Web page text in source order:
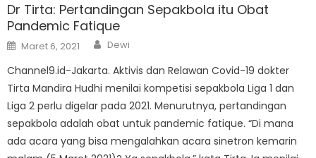
Dr Tirta: Pertandingan Sepakbola itu Obat
Pandemic Fatique
Posted
on
Maret 6, 2021 Author
Dewi
Channel9.id-Jakarta. Aktivis dan Relawan Covid-19 dokter
Tirta Mandira Hudhi menilai kompetisi sepakbola Liga 1 dan
Liga 2 perlu digelar pada 2021. Menurutnya, pertandingan
sepakbola adalah obat untuk pandemic fatique. “Di mana
ada acara yang bisa mengalahkan acara sinetron kemarin